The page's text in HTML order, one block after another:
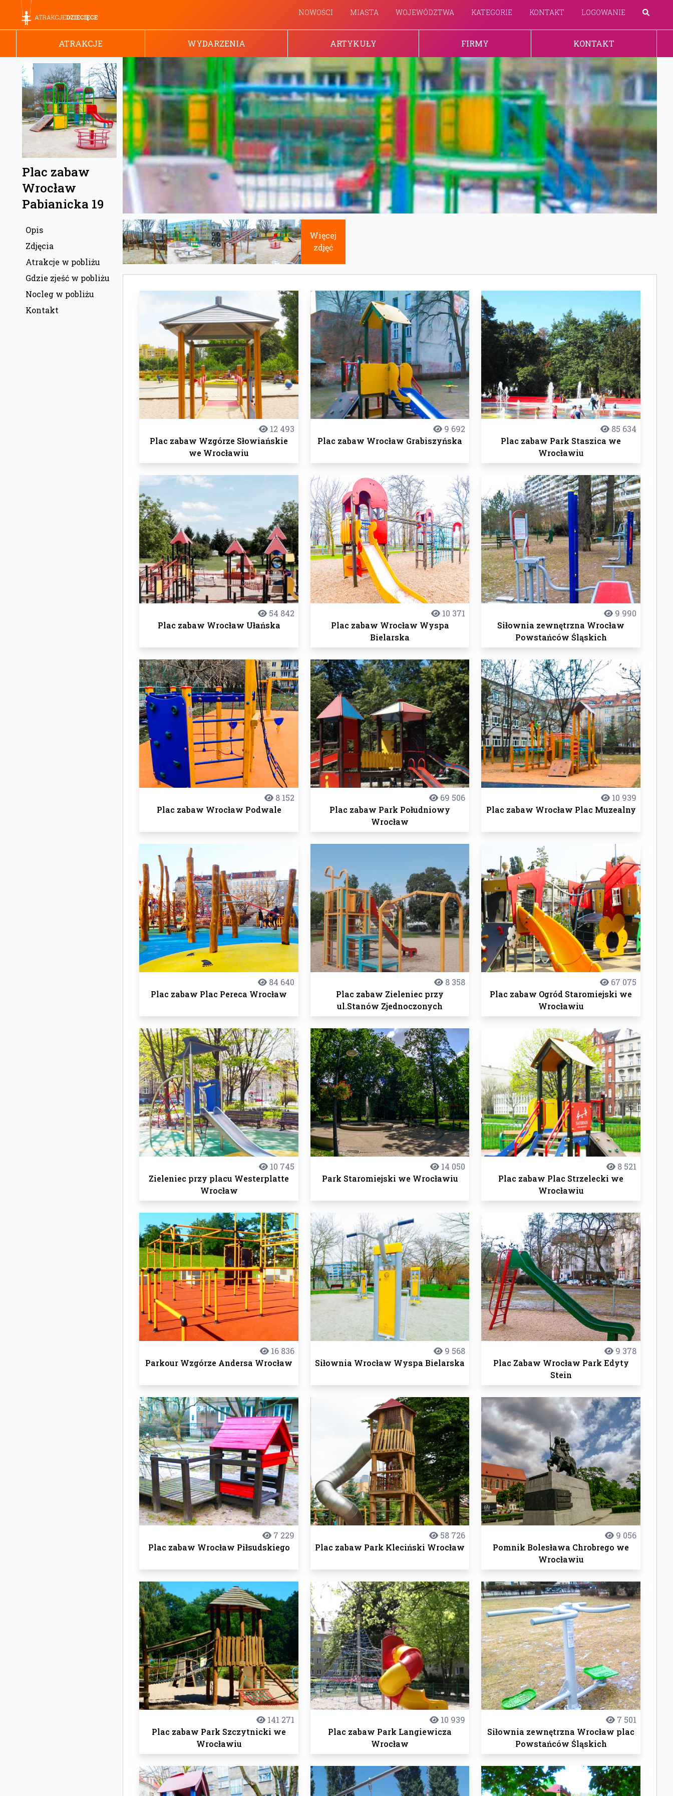
NOWOŚCI MIASTA WOJEWÓDZTWA KATEGORIE KONTAKT LOGOWANIE
ATRAKCJE WYDARZENIA ARTYKUŁY FIRMY KONTAKT
Plac zabaw
Wrocław
Pabianicka 19
Opis
Zdjęcia
Atrakcje w pobliżu
Gdzie zjeść w pobliżu
Nocleg w pobliżu
Kontakt
Więcej
zdjęć
12 493
Plac zabaw Wzgórze Słowiańskie
we Wrocławiu
9 692
Plac zabaw Wrocław Grabiszyńska
85 634
Plac zabaw Park Staszica we
Wrocławiu
54 842
Plac zabaw Wrocław Ułańska
10 371
Plac zabaw Wrocław Wyspa
Bielarska
9 990
Siłownia zewnętrzna Wrocław
Powstańców Śląskich
8 152
Plac zabaw Wrocław Podwale
69 506
Plac zabaw Park Południowy
Wrocław
10 939
Plac zabaw Wrocław Plac Muzealny
84 640
Plac zabaw Plac Pereca Wrocław
8 358
Plac zabaw Zieleniec przy
ul.Stanów Zjednoczonych
67 075
Plac zabaw Ogród Staromiejski we
Wrocławiu
10 745
Zieleniec przy placu Westerplatte
Wrocław
14 050
Park Staromiejski we Wrocławiu
8 521
Plac zabaw Plac Strzelecki we
Wrocławiu
16 836
Parkour Wzgórze Andersa Wrocław
9 568
Siłownia Wrocław Wyspa Bielarska
9 378
Plac Zabaw Wrocław Park Edyty
Stein
7 229
Plac zabaw Wrocław Piłsudskiego
58 726
Plac zabaw Park Kleciński Wrocław
9 056
Pomnik Bolesława Chrobrego we
Wrocławiu
141 271
Plac zabaw Park Szczytnicki we
Wrocławiu
10 939
Plac zabaw Park Langiewicza
Wrocław
7 501
Siłownia zewnętrzna Wrocław plac
Powstańców Śląskich